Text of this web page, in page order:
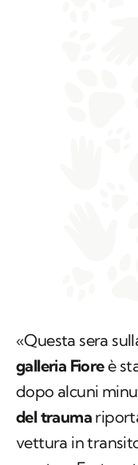
«Questa sera
galleria Fioreè
dopo alcuni
del trauma
vettura in